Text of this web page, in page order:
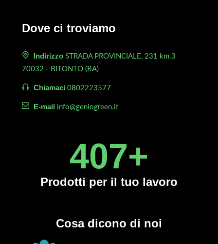
Dove ci troviamo
Indirizzo STRADA PROVINCIALE, 231 km.3
70032 - BITONTO (BA)
Chiamaci 0802223577
E-mail info@geniogreen.it
450+
Prodotti per il tuo lavoro
Cosa dicono di noi